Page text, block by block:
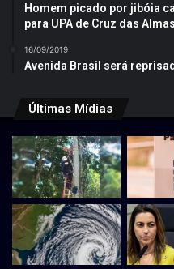
Homem picado por jibóia
para UPA de Cruz das Almas
16/09/2019
Avenida Brasil será
Últimas Mídias